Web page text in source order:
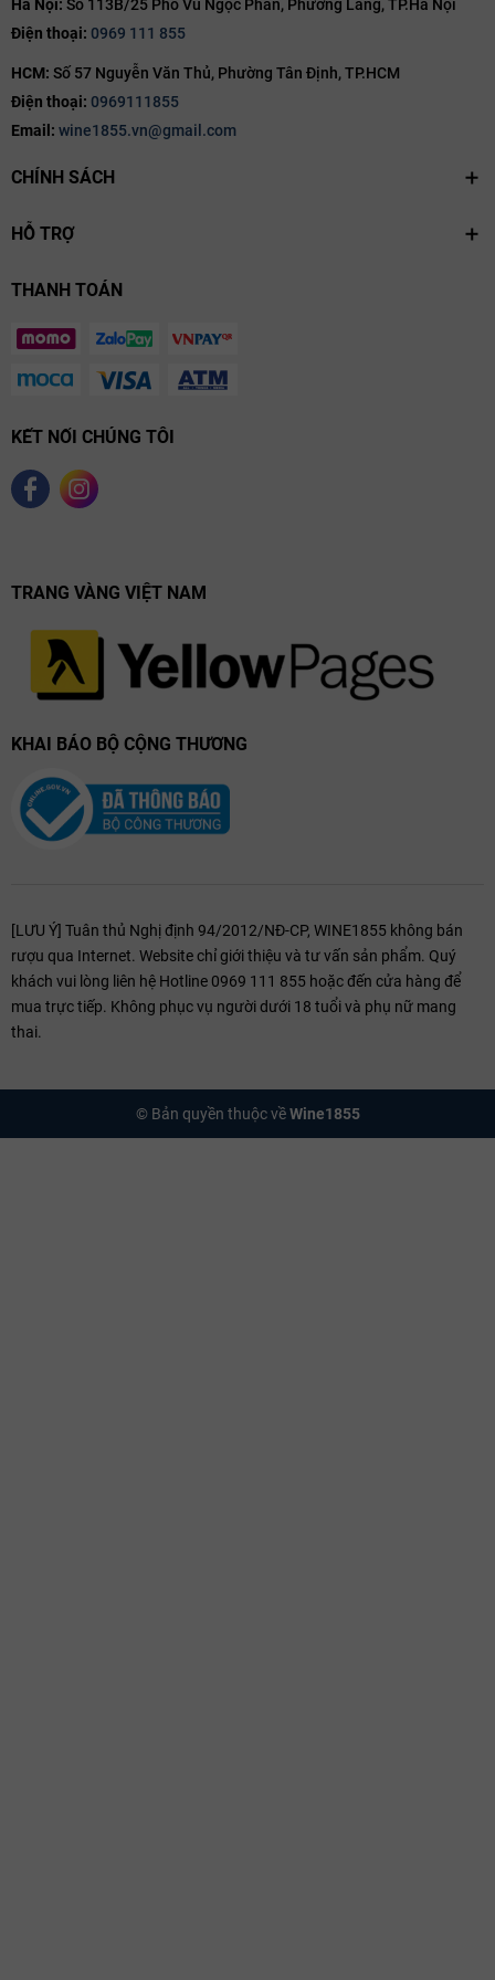
tín?
Quà Tết rượu vang, rượu mạnh
còn chứa đựng sự chân thành, tinh tế và đẳng cấp trong từng lựa
chọn. Đây chính là món quà hoàn hảo để gửi gắm lời chúc năm mới
an khang, hạnh phúc đến người thân, bạn bè và đối tác.
Hà Nội: Số 113B/25 Phố Vũ Ngọc Phan, Phường Láng, TP.Hà Nội
Điện thoại: 0969 111 855
HCM: Số 57 Nguyễn Văn Thủ, Phường Tân Định, TP.HCM
Điện thoại: 0969111855
Email: wine1855.vn@gmail.com
CHÍNH SÁCH
HỖ TRỢ
THANH TOÁN
KẾT NỐI CHÚNG TÔI
TRANG VÀNG VIỆT NAM
KHAI BÁO BỘ CỘNG THƯƠNG
[LƯU Ý] Tuân thủ Nghị định 94/2012/NĐ-CP, WINE1855 không bán
rượu qua Internet. Website chỉ giới thiệu và tư vấn sản phẩm. Quý
khách vui lòng liên hệ Hotline 0969 111 855 hoặc đến cửa hàng để
mua trực tiếp. Không phục vụ người dưới 18 tuổi và phụ nữ mang
thai.
© Bản quyền thuộc vềWine1855